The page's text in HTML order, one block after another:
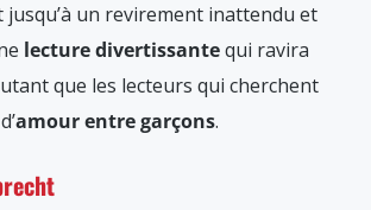
un revirement inattendu et
lecture divertissantequi ravira
que les lecteurs qui cherchent
amour entre garçons.